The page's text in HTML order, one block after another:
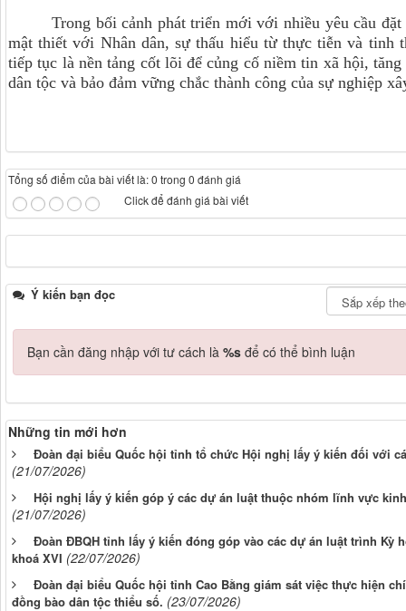
Trong bối cảnh phát triển mới với nhiều yêu cầu
mật thiết với Nhân dân, sự thấu hiểu từ thực tiễn và tinh
tiếp tục là nền tảng cốt lõi để củng cố niềm tin xã hội,
dân tộc và bảo đảm vững chắc thành công của sự nghiệp
Tổng số điểm của bài viết là: 0 trong 0 đánh giá
Click để đánh giá bài viết
Ý kiến bạn đọc
Bạn cần đăng nhập với tư cách là %s để có thể bình luận
Những tin mới hơn
Đoàn đại biểu Quốc hội tỉnh tổ chức Hội nghị lấy ý kiến đối với
(21/07/2026)
Hội nghị lấy ý kiến góp ý các dự án luật thuộc nhóm lĩnh vực
(21/07/2026)
Đoàn ĐBQH tỉnh lấy ý kiến đóng góp vào các dự án luật trình Kỳ
khoá XVI (22/07/2026)
Đoàn đại biểu Quốc hội tỉnh Cao Bằng giám sát việc thực hiện
đồng bào dân tộc thiểu số. (23/07/2026)